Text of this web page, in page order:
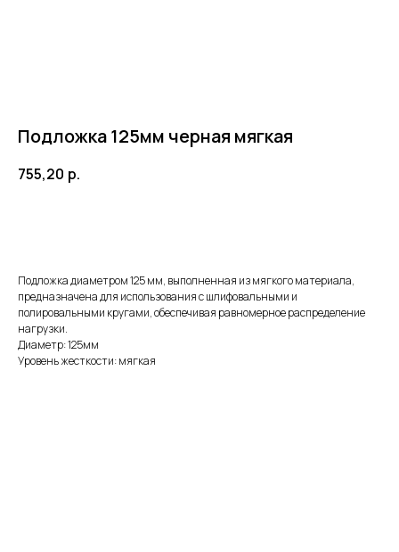
Подложка 125мм черная мягкая
755,20 р.
Подложка диаметром 125 мм, выполненная из мягкого материала,
предназначена для использования с шлифовальными и
полировальными кругами, обеспечивая равномерное распределение
нагрузки.
Диаметр: 125мм
Уровень жесткости: мягкая